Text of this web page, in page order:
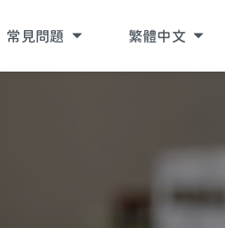
常見問題 繁體中文